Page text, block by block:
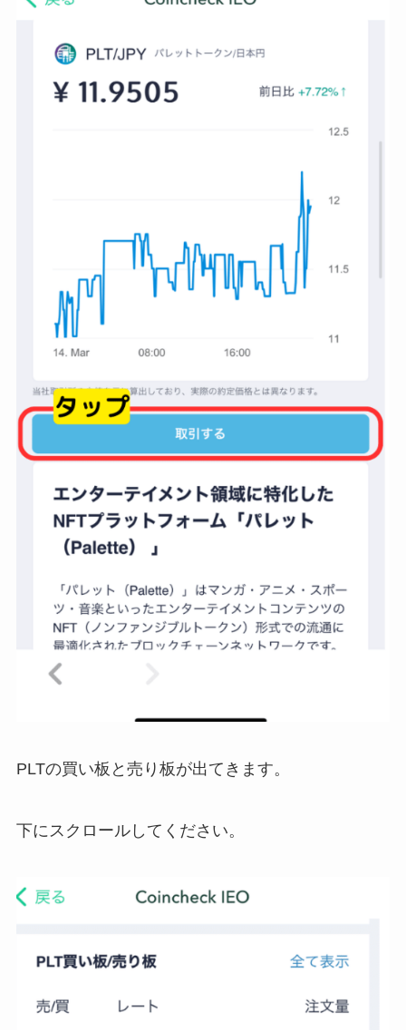
PLTの買い板と売り板が出てきます。
下にスクロールしてください。